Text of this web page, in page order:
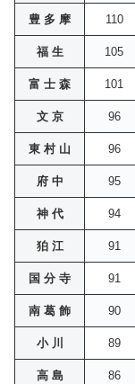
豊 多 摩 110
福 生 105
富 士 森 101
文 京 96
東 村 山 96
府 中 95
神 代 94
狛 江 91
国 分 寺 91
南 葛 飾 90
小 川 89
高 島 86